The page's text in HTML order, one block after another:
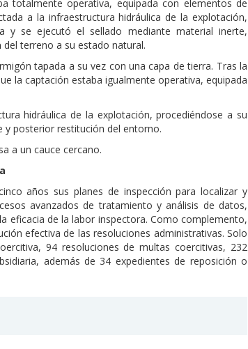
totalmente operativa, equipada con elementos de
a la infraestructura hidráulica de la explotación,
se ejecutó el sellado mediante material inerte,
terreno a su estado natural.
tapada a su vez con una capa de tierra. Tras la
la captación estaba igualmente operativa, equipada
hidráulica de la explotación, procediéndose a su
y posterior restitución del entorno.
a un cauce cercano.
años sus planes de inspección para localizar y
avanzados de tratamiento y análisis de datos,
eficacia de la labor inspectora. Como complemento,
efectiva de las resoluciones administrativas. Solo
94 resoluciones de multas coercitivas, 232
además de 34 expedientes de reposición o